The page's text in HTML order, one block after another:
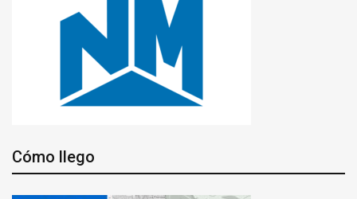
Cómo llego